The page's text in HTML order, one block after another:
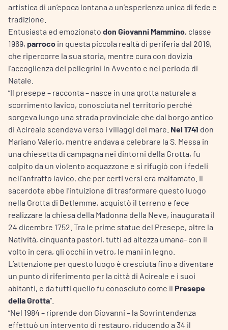
artistica di un’epoca lontana a un’esperienza unica di fede e
tradizione.
Entusiasta ed emozionato don Giovanni Mammino, classe
1969, parroco in questa piccola realtà di periferia dal 2019,
che ripercorre la sua storia, mentre cura con dovizia
l’accoglienza dei pellegrini in Avvento e nel periodo di
Natale.
“Il presepe – racconta – nasce in una grotta naturale a
scorrimento lavico, conosciuta nel territorio perché
sorgeva lungo una strada provinciale che dal borgo antico
di Acireale scendeva verso i villaggi del mare. Nel 1741 don
Mariano Valerio, mentre andava a celebrare la S. Messa in
una chiesetta di campagna nei dintorni della Grotta, fu
colpito da un violento acquazzone e si rifugiò con i fedeli
nell’anfratto lavico, che per certi versi era malfamato. Il
sacerdote ebbe l’intuizione di trasformare questo luogo
nella Grotta di Betlemme, acquistò il terreno e fece
realizzare la chiesa della Madonna della Neve, inaugurata il
24 dicembre 1752. Tra le prime statue del Presepe, oltre la
Natività, cinquanta pastori, tutti ad altezza umana- con il
volto in cera, gli occhi in vetro, le mani in legno.
L’attenzione per questo luogo è cresciuta fino a diventare
un punto di riferimento per la città di Acireale e i suoi
abitanti, e da tutti quello fu conosciuto come il Presepe
della Grotta“.
“Nel 1984 – riprende don Giovanni – la Sovrintendenza
effettuò un intervento di restauro, riducendo a 34 il